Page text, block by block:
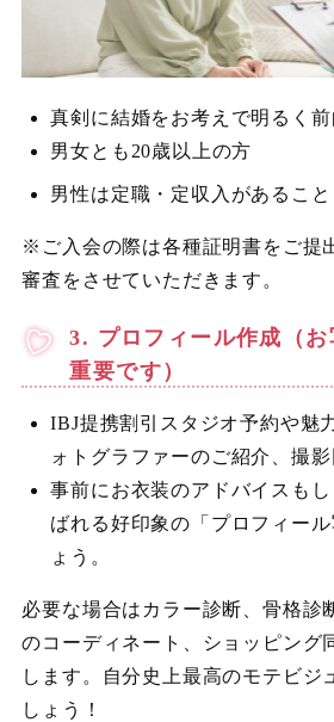
真剣に結婚をお考えで明るく
男女とも20歳以上の方
男性は定職・定収入があること
※ご入会の際は各種証明書をご提
審査をさせていただきます。
3. プロフィール作成（
重要です）
IBJ提携割引スタジオ予約や魅
ォトグラファーのご紹介、撮影
事前にお衣装のアドバイスも
ばれる好印象の「プロフィー
ょう。
必要な場合はカラー診断、骨格診
のコーディネート、ショッピング
します。自分史上最高のモテビジ
しょう！